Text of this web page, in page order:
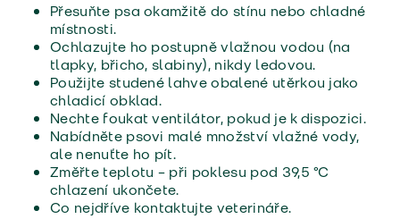
Přesuňte psa okamžitě do stínu nebo chladné
místnosti.
Ochlazujte ho postupně vlažnou vodou (na
tlapky, břicho, slabiny), nikdy ledovou.
Použijte studené lahve obalené utěrkou jako
chladicí obklad.
Nechte foukat ventilátor, pokud je k dispozici.
Nabídněte psovi malé množství vlažné vody,
ale nenuťte ho pít.
Změřte teplotu – při poklesu pod 39,5 °C
chlazení ukončete.
Co nejdříve kontaktujte veterináře.